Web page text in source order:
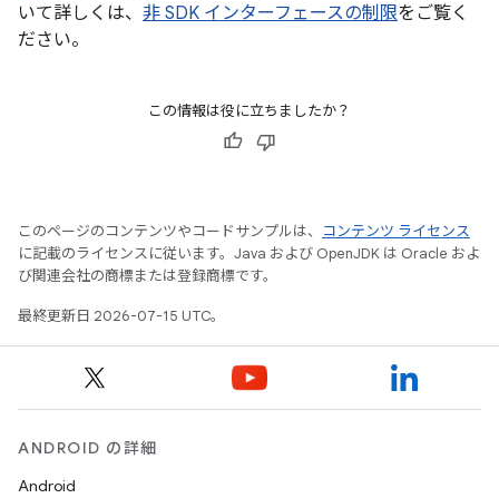
いて詳しくは、 非 SDK インターフェースの制限をご覧く
ださい。
この情報は役に立ちましたか？
このページのコンテンツやコードサンプルは、
コンテンツ ライセンス
に記載のライセンスに従います。Java および OpenJDK は Oracle およ
び関連会社の商標または登録商標です。
最終更新日 2026-07-15 UTC。
ANDROID の詳細
Android